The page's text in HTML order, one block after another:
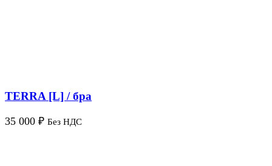
TERRA [L] / бра
35 000 ₽ Без НДС